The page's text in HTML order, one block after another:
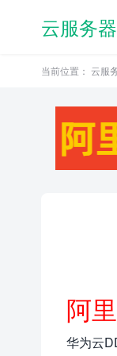
云服务
当前位置： 云服
阿
华为云